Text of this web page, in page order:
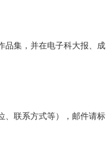
品集，并在电子科大报、成
、联系方式等），邮件请标